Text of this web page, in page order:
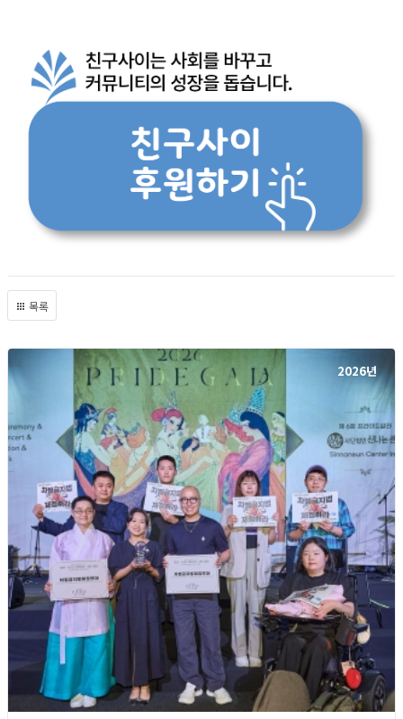
목록
2026년